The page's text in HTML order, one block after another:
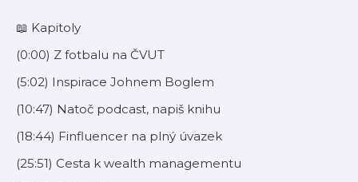
📖 Kapitoly
(0:00) Z fotbalu na ČVUT
(5:02) Inspirace Johnem Boglem
(10:47) Natoč podcast, napiš knihu
(18:44) Finfluencer na plný úvazek
(25:51) Cesta k wealth managementu